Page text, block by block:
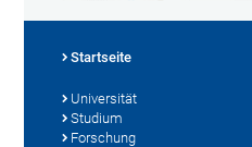
Startseite
Universität
Studium
Forschung